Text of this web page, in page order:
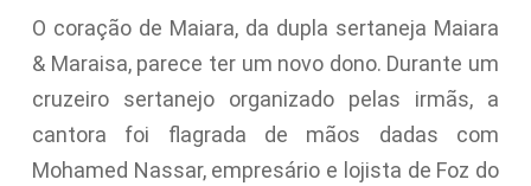
O coração de Maiara, da dupla sertaneja Maiara
& Maraisa, parece ter um novo dono. Durante um
cruzeiro sertanejo organizado pelas irmãs, a
cantora foi flagrada de mãos dadas com
Mohamed Nassar, empresário e lojista de Foz do